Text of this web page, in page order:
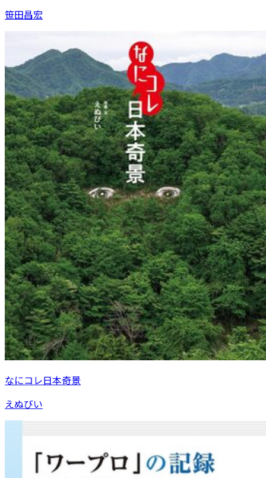
笹田昌宏
なにコレ日本奇景
えぬびい